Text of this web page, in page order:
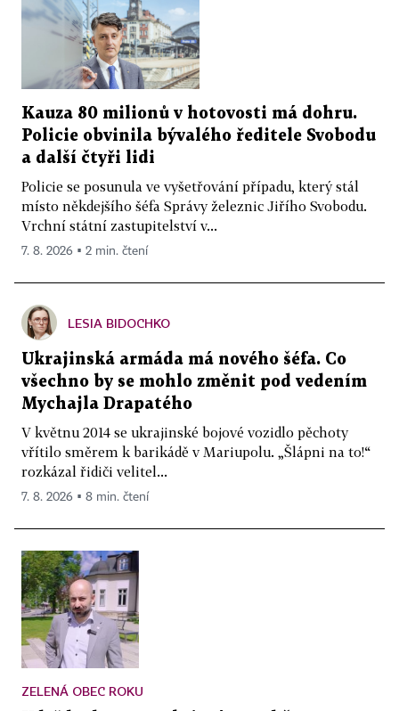
Kauza 80 milionů v hotovosti má dohru.
Policie obvinila bývalého ředitele Svobodu
a další čtyři lidi
Policie se posunula ve vyšetřování případu, který stál
místo někdejšího šéfa Správy železnic Jiřího Svobodu.
Vrchní státní zastupitelství v...
7. 8. 2026 ▪ 2 min. čtení
LESIA BIDOCHKO
Ukrajinská armáda má nového šéfa. Co
všechno by se mohlo změnit pod vedením
Mychajla Drapatého
V květnu 2014 se ukrajinské bojové vozidlo pěchoty
vřítilo směrem k barikádě v Mariupolu. „Šlápni na to!“
rozkázal řidiči velitel...
7. 8. 2026 ▪ 8 min. čtení
ZELENÁ OBEC ROKU